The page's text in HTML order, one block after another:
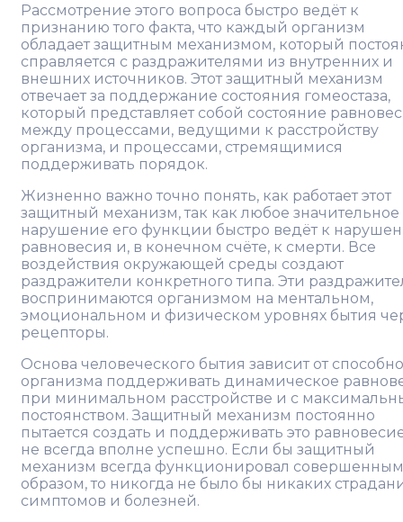
Рассмотрение этого вопроса быстро ведёт к
признанию того факта, что каждый организм
обладает защитным механизмом, который
справляется с раздражителями из внутренних и
внешних источников. Этот защитный механизм
отвечает за поддержание состояния гомеостаза,
который представляет собой состояние
между процессами, ведущими к расстройству
организма, и процессами, стремящимися
поддерживать порядок.
Жизненно важно точно понять, как работает этот
защитный механизм, так как любое значительное
нарушение его функции быстро ведёт к
равновесия и, в конечном счёте, к смерти. Все
воздействия окружающей среды создают
раздражители конкретного типа. Эти
воспринимаются организмом на ментальном,
эмоциональном и физическом уровнях бытия
рецепторы.
Основа человеческого бытия зависит от
организма поддерживать динамическое
при минимальном расстройстве и с
постоянством. Защитный механизм постоянно
пытается создать и поддерживать это
не всегда вполне успешно. Если бы защитный
механизм всегда функционировал совершенным
образом, то никогда не было бы никаких
симптомов и болезней.